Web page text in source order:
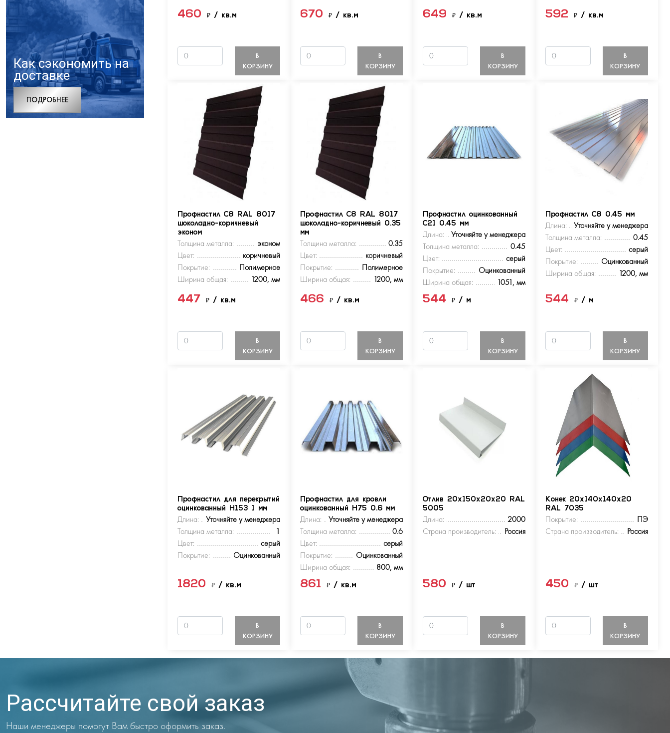
Как сэкономить на
доставке
ПОДРОБНЕЕ
460₽/ кв.м
В
КОРЗИНУ
670₽/ кв.м
В
КОРЗИНУ
649₽/ кв.м
В
КОРЗИНУ
592 ₽ / кв.м
В
КОРЗИНУ
Профнастил С8 RAL 8017
шоколадно-коричневый
эконом
Толщина металла:
эконом
Цвет:
коричневый
Покрытие:
Полимерное
Ширина общая:
1200, мм
447₽/ кв.м
В
КОРЗИНУ
Профнастил С8 RAL 8017
шоколадно-коричневый 0.35
мм
Толщина металла:
0.35
Цвет:
коричневый
Покрытие:
Полимерное
Ширина общая:
1200, мм
466₽/ кв.м
В
КОРЗИНУ
Профнастил оцинкованный
С21 0.45 мм
Длина:
Уточняйте у менеджера
Толщина металла:
0.45
Цвет:
серый
Покрытие:
Оцинкованный
Ширина общая:
1051, мм
544₽/ м
В
КОРЗИНУ
Профнастил С8 0.45 мм
Длина:
Уточняйте у менеджера
Толщина металла:
0.45
Цвет:
серый
Покрытие:
Оцинкованный
Ширина общая:
1200, мм
544 ₽ / м
В
КОРЗИНУ
Профнастил для перекрытий
оцинкованный Н153 1 мм
Длина:
Уточняйте у менеджера
Толщина металла:
1
Цвет:
серый
Покрытие:
Оцинкованный
1820₽/ кв.м
В
КОРЗИНУ
Профнастил для кровли
оцинкованный Н75 0.6 мм
Длина:
Уточняйте у менеджера
Толщина металла:
0.6
Цвет:
серый
Покрытие:
Оцинкованный
Ширина общая:
800, мм
861₽/ кв.м
В
КОРЗИНУ
Отлив 20х150х20х20 RAL
5005
Длина:
2000
Страна производитель:
Россия
580₽/ шт
В
КОРЗИНУ
Конек 20х140х140х20
RAL 7035
Покрытие:
ПЭ
Страна производитель:
Россия
450 ₽ / шт
В
КОРЗИНУ
Рассчитайте свой заказ
Наши менеджеры помогут Вам быстро оформить заказ.